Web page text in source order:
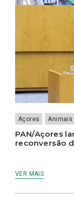
Açores Animais
PAN/Açores
reconversão
VER MAIS